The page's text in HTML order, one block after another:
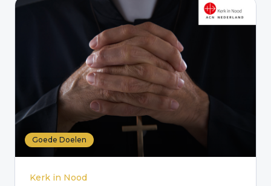
Goede Doelen
Kerk in Nood